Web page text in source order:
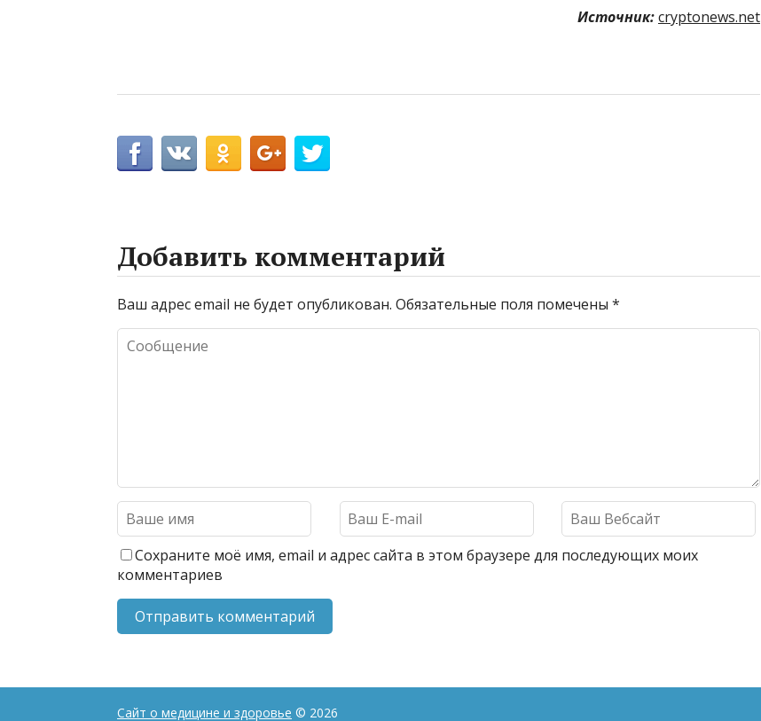
Источник:cryptonews.net
Добавить комментарий
Ваш адрес email не будет опубликован. Обязательные поля помечены *
Сохраните моё имя, email и адрес сайта в этом браузере для последующих моих
комментариев
Сайт о медицине и здоровье © 2026